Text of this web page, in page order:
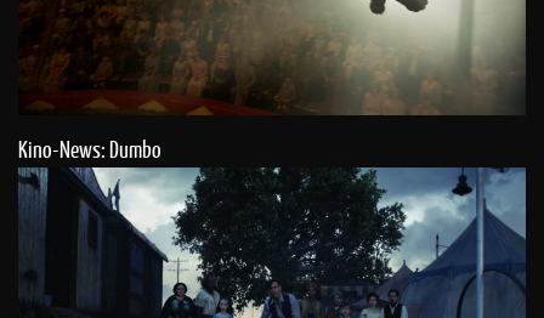
Kino-News: Dumbo